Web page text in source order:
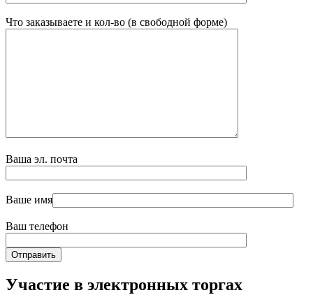
Что заказываете и кол-во (в свободной форме)
Ваша эл. почта
Ваше имя
Ваш телефон
Участие в электронных торгах